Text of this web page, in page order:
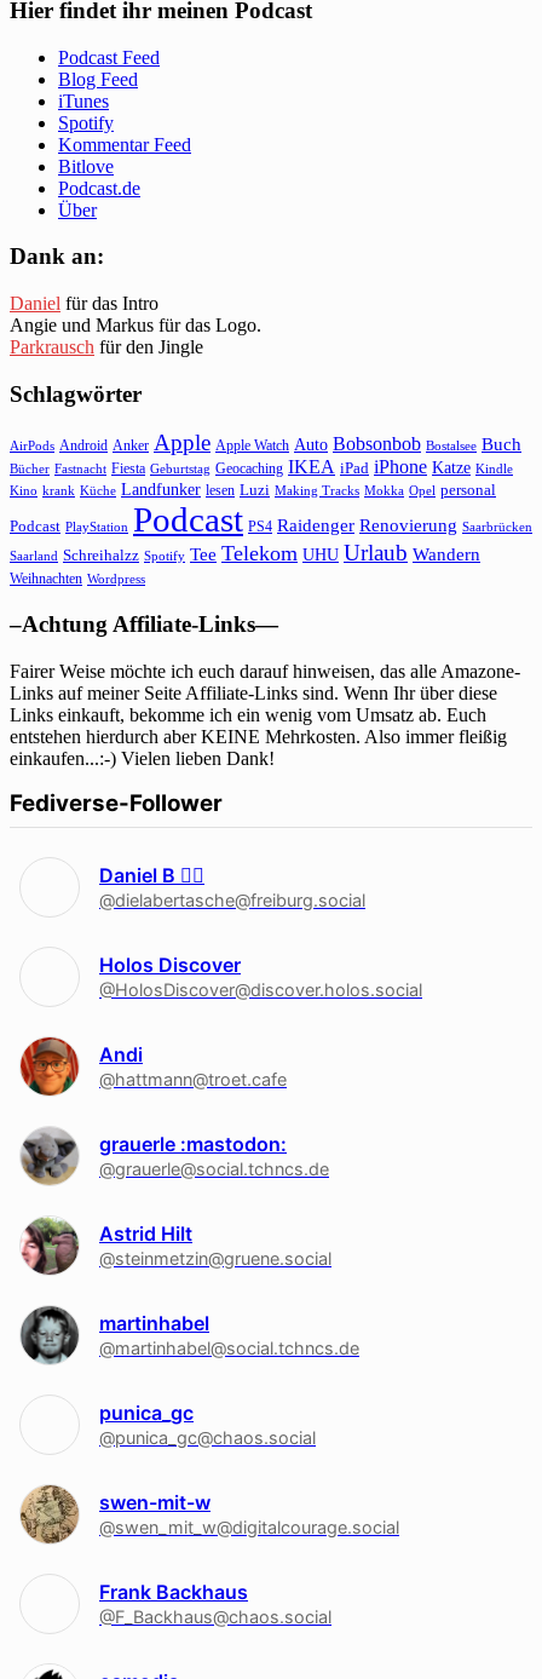
Hier findet ihr meinen Podcast
Podcast Feed
Blog Feed
iTunes
Spotify
Kommentar Feed
Bitlove
Podcast.de
Über
Dank an:
Daniel für das Intro
Angie und Markus für das Logo.
Parkrausch für den Jingle
Schlagwörter
AirPods Android Anker Apple Apple Watch Auto Bobsonbob Bostalsee Buch
Bücher Fastnacht Fiesta Geburtstag Geocaching IKEA iPad iPhone Katze Kindle
Kino krank Küche Landfunker lesen Luzi Making Tracks Mokka Opel personal
Podcast PlayStation Podcast PS4 Raidenger Renovierung Saarbrücken
Saarland Schreihalzz Spotify Tee Telekom UHU Urlaub Wandern
Weihnachten Wordpress
–Achtung Affiliate-Links—
Fairer Weise möchte ich euch darauf hinweisen, das alle Amazone-
Links auf meiner Seite Affiliate-Links sind. Wenn Ihr über diese
Links einkauft, bekomme ich ein wenig vom Umsatz ab. Euch
entstehen hierdurch aber KEINE Mehrkosten. Also immer fleißig
einkaufen...:-) Vielen lieben Dank!
Fediverse-Follower
Daniel B 🏳‍🌈
@dielabertasche@freiburg.social
Holos Discover
@HolosDiscover@discover.holos.social
Andi
@hattmann@troet.cafe
grauerle :mastodon:
@grauerle@social.tchncs.de
Astrid Hilt
@steinmetzin@gruene.social
martinhabel
@martinhabel@social.tchncs.de
punica_gc
@punica_gc@chaos.social
swen-mit-w
@swen_mit_w@digitalcourage.social
Frank Backhaus
@F_Backhaus@chaos.social